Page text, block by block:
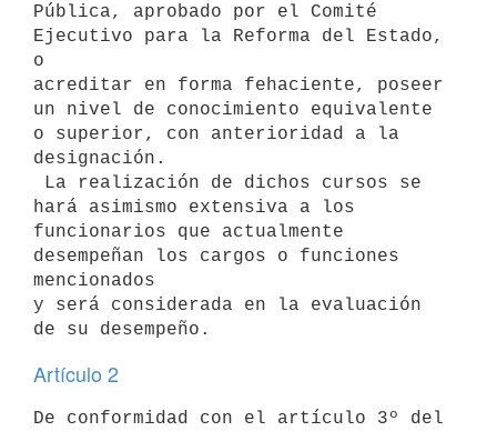
Pública, aprobado por el Comité
Ejecutivo para la Reforma del Estado,
o
acreditar en forma fehaciente, poseer
un nivel de conocimiento equivalente
o superior, con anterioridad a la
designación.
hará asimismo extensiva a los
funcionarios que actualmente
desempeñan los cargos o funciones
mencionados
y será considerada en la evaluación
Artículo 2
De conformidad con el artículo 3º del